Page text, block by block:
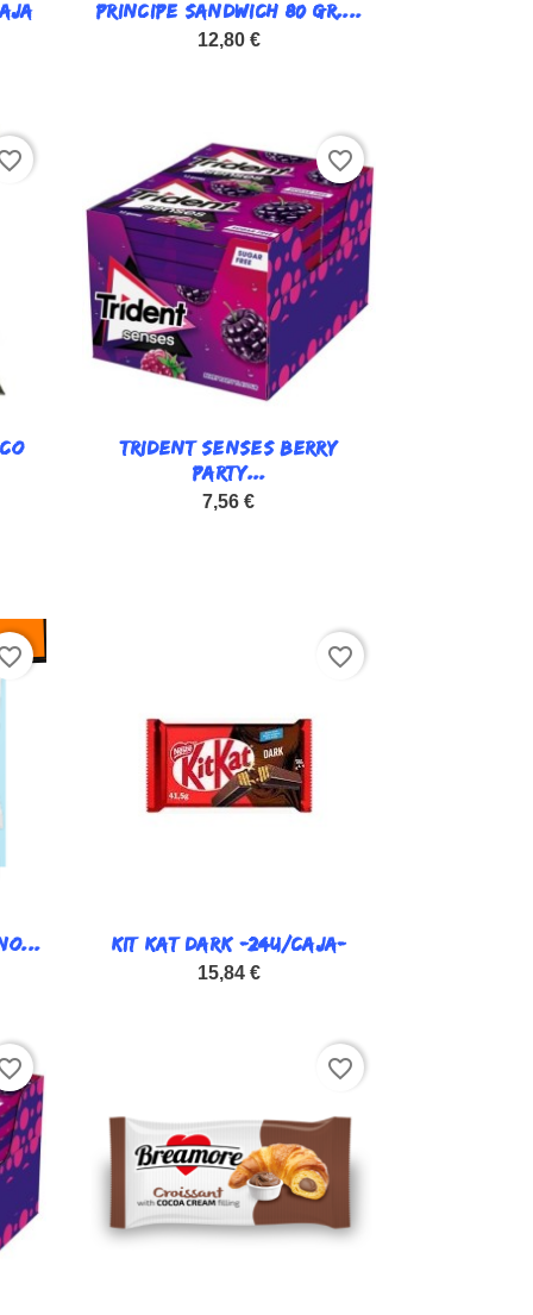
Vista rápida
PRINCIPE SANDWICH 80 GR....
12,80 €
Vista rápida
TRIDENT SENSES BERRY
PARTY...
7,56 €
favorite_border
Vista rápida
KIT KAT DARK -24U/CAJA-
15,84 €
favorite_border
favorite_border